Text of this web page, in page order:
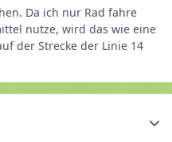
Da ich nur Rad fahre
nutze, wird das wie eine
der Strecke der Linie 14